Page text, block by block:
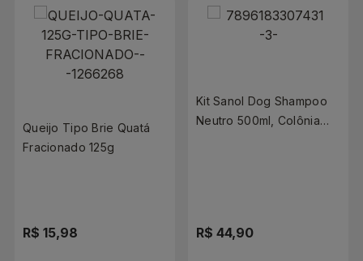
Queijo Tipo Brie Quatá
Fracionado 125g
R$ 15,98
Kit Sanol Dog Shampoo
Neutro 500ml, Colônia
R$ 44,90